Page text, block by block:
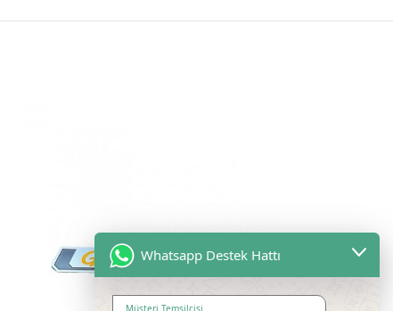
Whatsapp Destek Hattı
Müşteri Temsilcisi